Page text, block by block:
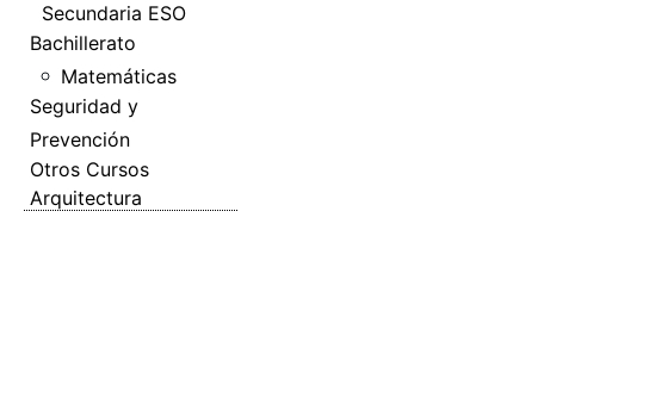
Secundaria ESO
Bachillerato
Matemáticas
Seguridad y
Prevención
Otros Cursos
Arquitectura